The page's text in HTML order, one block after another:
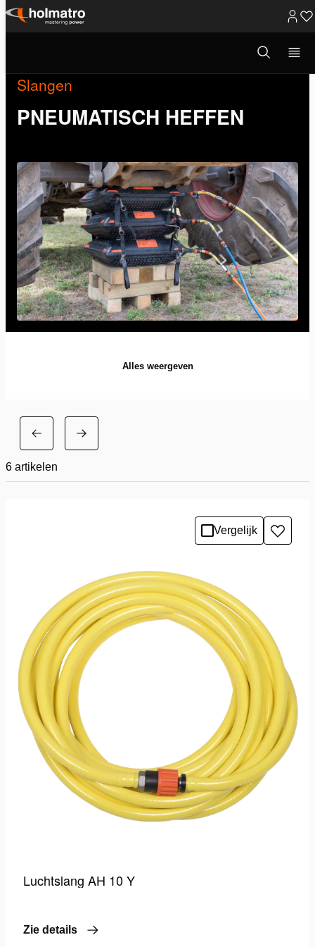
Ga
Open
zoekvenster
Slangen
PNEUMATISCH HEFFEN
Alles weergeven
6 artikelen
Vergelijk
aan
Luchtslang AH 10 Y
Zie details